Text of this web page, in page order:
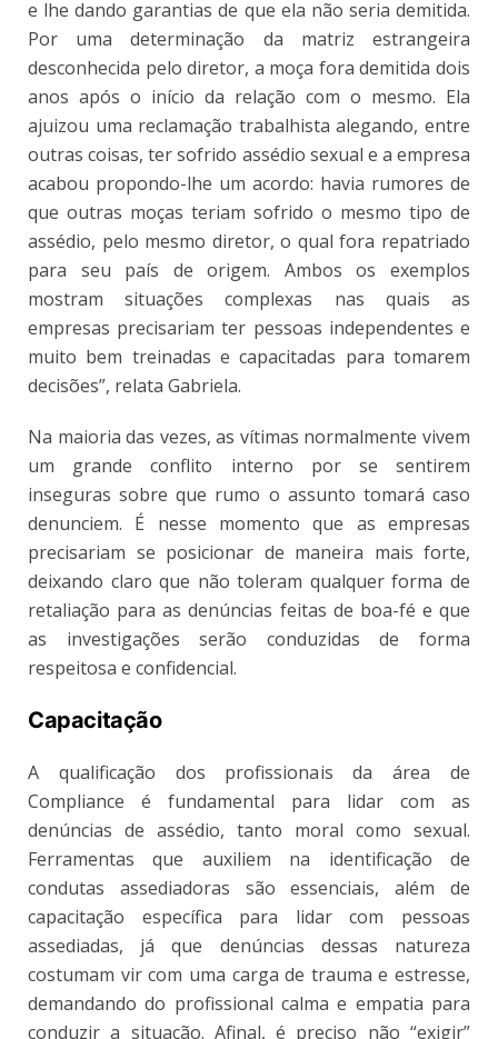
e lhe dando garantias de que ela não seria demitida.
Por uma determinação da matriz estrangeira
desconhecida pelo diretor, a moça fora demitida dois
anos após o início da relação com o mesmo. Ela
ajuizou uma reclamação trabalhista alegando, entre
outras coisas, ter sofrido assédio sexual e a empresa
acabou propondo-lhe um acordo: havia rumores de
que outras moças teriam sofrido o mesmo tipo de
assédio, pelo mesmo diretor, o qual fora repatriado
para seu país de origem. Ambos os exemplos
mostram situações complexas nas quais as
empresas precisariam ter pessoas independentes e
muito bem treinadas e capacitadas para tomarem
decisões”, relata Gabriela.
Na maioria das vezes, as vítimas normalmente vivem
um grande conflito interno por se sentirem
inseguras sobre que rumo o assunto tomará caso
denunciem. É nesse momento que as empresas
precisariam se posicionar de maneira mais forte,
deixando claro que não toleram qualquer forma de
retaliação para as denúncias feitas de boa-fé e que
as investigações serão conduzidas de forma
respeitosa e confidencial.
Capacitação
A qualificação dos profissionais da área de
Compliance é fundamental para lidar com as
denúncias de assédio, tanto moral como sexual.
Ferramentas que auxiliem na identificação de
condutas assediadoras são essenciais, além de
capacitação específica para lidar com pessoas
assediadas, já que denúncias dessas natureza
costumam vir com uma carga de trauma e estresse,
demandando do profissional calma e empatia para
conduzir a situação. Afinal, é preciso não “exigir”